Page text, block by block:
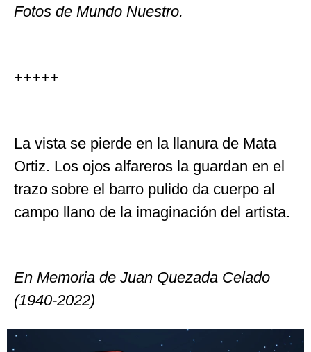
Fotos de Mundo Nuestro.
+++++
La vista se pierde en la llanura de Mata
Ortiz. Los ojos alfareros la guardan en el
trazo sobre el barro pulido da cuerpo al
campo llano de la imaginación del artista.
En Memoria de Juan Quezada Celado
(1940-2022)